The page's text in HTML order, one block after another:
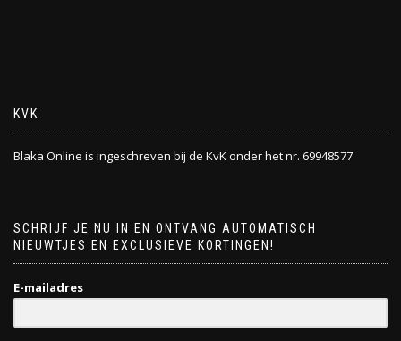
KVK
Blaka Online is ingeschreven bij de KvK onder het nr. 69948577
SCHRIJF JE NU IN EN ONTVANG AUTOMATISCH
NIEUWTJES EN EXCLUSIEVE KORTINGEN!
E-mailadres